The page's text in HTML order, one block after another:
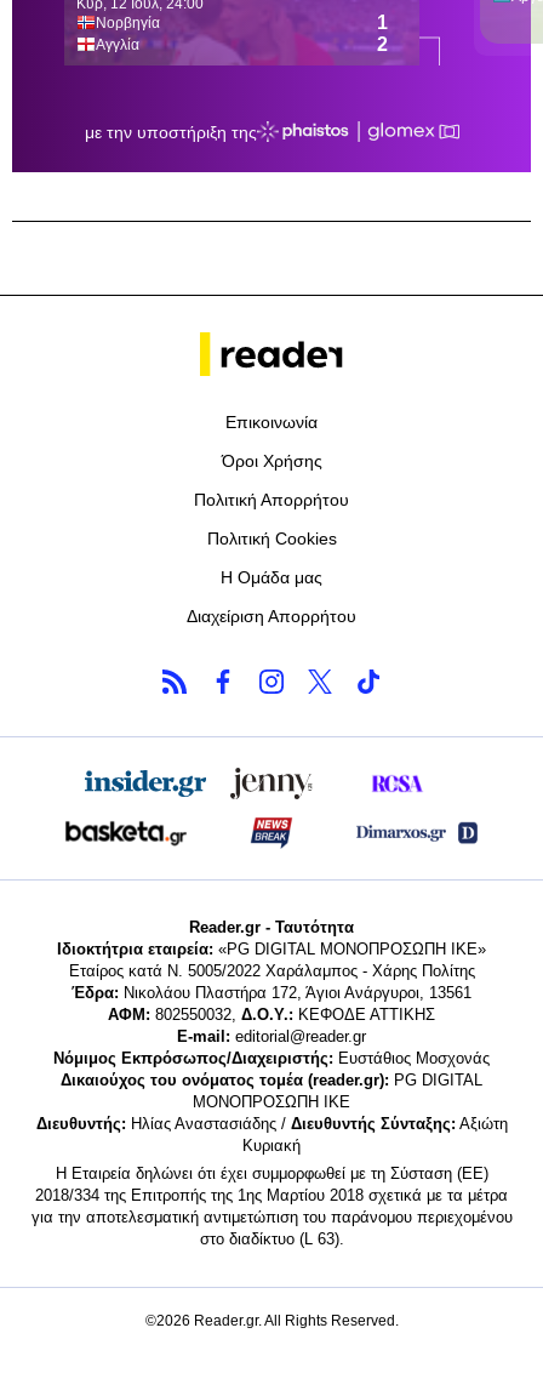
Επικοινωνία
Όροι Χρήσης
Πολιτική Απορρήτου
Πολιτική Cookies
Η Ομάδα μας
Διαχείριση Απορρήτου
Reader.gr - Ταυτότητα
Ιδιοκτήτρια εταιρεία: «PG DIGITAL MONΟΠΡΟΣΩΠΗ ΙΚΕ»
Εταίρος κατά Ν. 5005/2022 Χαράλαμπος - Χάρης Πολίτης
Έδρα: Νικολάου Πλαστήρα 172, Άγιοι Ανάργυροι, 13561
ΑΦΜ: 802550032, Δ.Ο.Υ.: ΚΕΦΟΔΕ ΑΤΤΙΚΗΣ
E-mail: editorial@reader.gr
Νόμιμος Εκπρόσωπος/Διαχειριστής: Ευστάθιος Μοσχονάς
Δικαιούχος του ονόματος τομέα (reader.gr): PG DIGITAL
MONΟΠΡΟΣΩΠΗ ΙΚΕ
Διευθυντής: Ηλίας Αναστασιάδης / Διευθυντής Σύνταξης: Αξιώτη
Κυριακή
Η Εταιρεία δηλώνει ότι έχει συμμορφωθεί με τη Σύσταση (ΕΕ)
2018/334 της Επιτροπής της 1ης Μαρτίου 2018 σχετικά με τα μέτρα
για την αποτελεσματική αντιμετώπιση του παράνομου περιεχομένου
στο διαδίκτυο (L 63).
©2026 Reader.gr. All Rights Reserved.